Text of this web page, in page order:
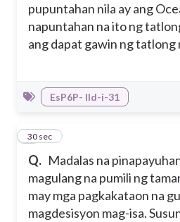
pupuntahan nila ay ang
napuntahan na ito ng
ang dapat gawin ng tatlong
EsP6P- IId-i-31
Q. Madalas na
magulang na pumili ng
may mga pagkakataon na
magdesisyon mag-isa.
7
30 sec